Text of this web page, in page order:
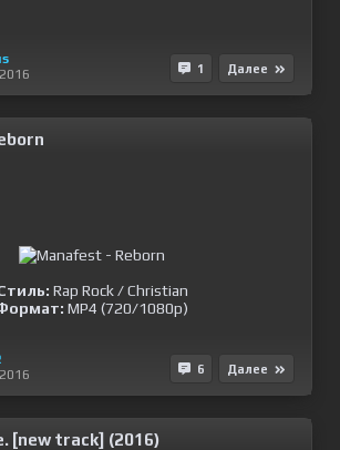
1 Далее
Rap Rock / Christian
MP4 (720/1080p)
6 Далее
[new track] (2016)